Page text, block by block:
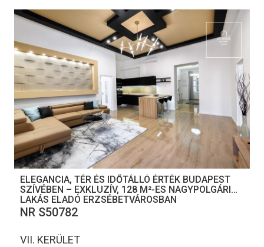
ELEGANCIA, TÉR ÉS IDŐTÁLLÓ ÉRTÉK BUDAPEST
SZÍVÉBEN – EXKLUZÍV, 128 M²-ES NAGYPOLGÁRI
LAKÁS ELADÓ ERZSÉBETVÁROSBAN
NR S50782
VII. KERÜLET